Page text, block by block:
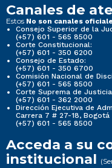
Canales de
Estos No son canales
Consejo Superior de la
(+57) 601 - 565 8500
Corte Constitucional:
(+57) 601 - 350 6200
Consejo de Estado:
(+57) 601 - 350 6700
Comisión Nacional de
(+57) 601 - 565 8500
Corte Suprema de
(+57) 601 - 362 2000
Dirección Ejecutiva de
Carrera 7 # 27-18, Bogotá
(+57) 601 - 565 8500
Acceda a su
institucional